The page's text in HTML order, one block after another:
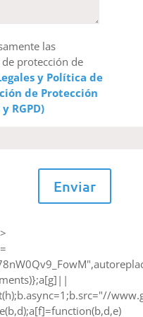
las
protección de
y Política de
de Protección
RGPD)
Enviar